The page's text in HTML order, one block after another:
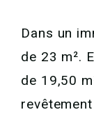
Dans un
de 23 m².
de 19,50